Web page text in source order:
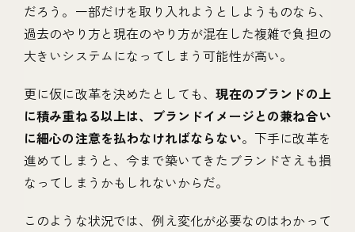
だろう。一部だけを取り入れようとしようものなら、
過去のやり方と現在のやり方が混在した複雑で負担の
大きいシステムになってしまう可能性が高い。
更に仮に改革を決めたとしても、現在のブランドの上
に積み重ねる以上は、ブランドイメージとの兼ね合い
に細心の注意を払わなければならない。下手に改革を
進めてしまうと、今まで築いてきたブランドさえも損
なってしまうかもしれないからだ。
このような状況では、例え変化が必要なのはわかって